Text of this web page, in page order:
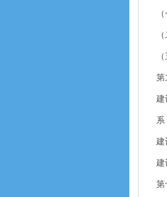
第
建
系
建
建
第